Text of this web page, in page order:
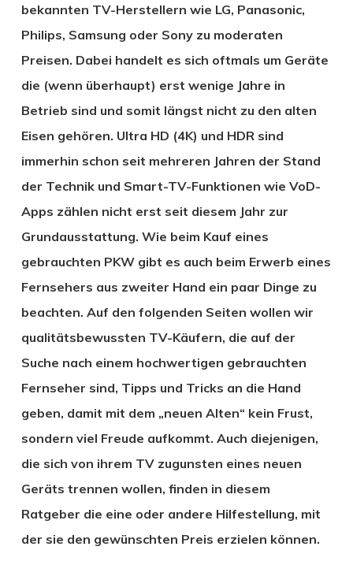
bekannten TV-Herstellern wie LG, Panasonic,
Philips, Samsung oder Sony zu moderaten
Preisen. Dabei handelt es sich oftmals um Geräte
die (wenn überhaupt) erst wenige Jahre in
Betrieb sind und somit längst nicht zu den alten
Eisen gehören. Ultra HD (4K) und HDR sind
immerhin schon seit mehreren Jahren der Stand
der Technik und Smart-TV-Funktionen wie VoD-
Apps zählen nicht erst seit diesem Jahr zur
Grundausstattung. Wie beim Kauf eines
gebrauchten PKW gibt es auch beim Erwerb eines
Fernsehers aus zweiter Hand ein paar Dinge zu
beachten. Auf den folgenden Seiten wollen wir
qualitätsbewussten TV-Käufern, die auf der
Suche nach einem hochwertigen gebrauchten
Fernseher sind, Tipps und Tricks an die Hand
geben, damit mit dem „neuen Alten“ kein Frust,
sondern viel Freude aufkommt. Auch diejenigen,
die sich von ihrem TV zugunsten eines neuen
Geräts trennen wollen, finden in diesem
Ratgeber die eine oder andere Hilfestellung, mit
der sie den gewünschten Preis erzielen können.